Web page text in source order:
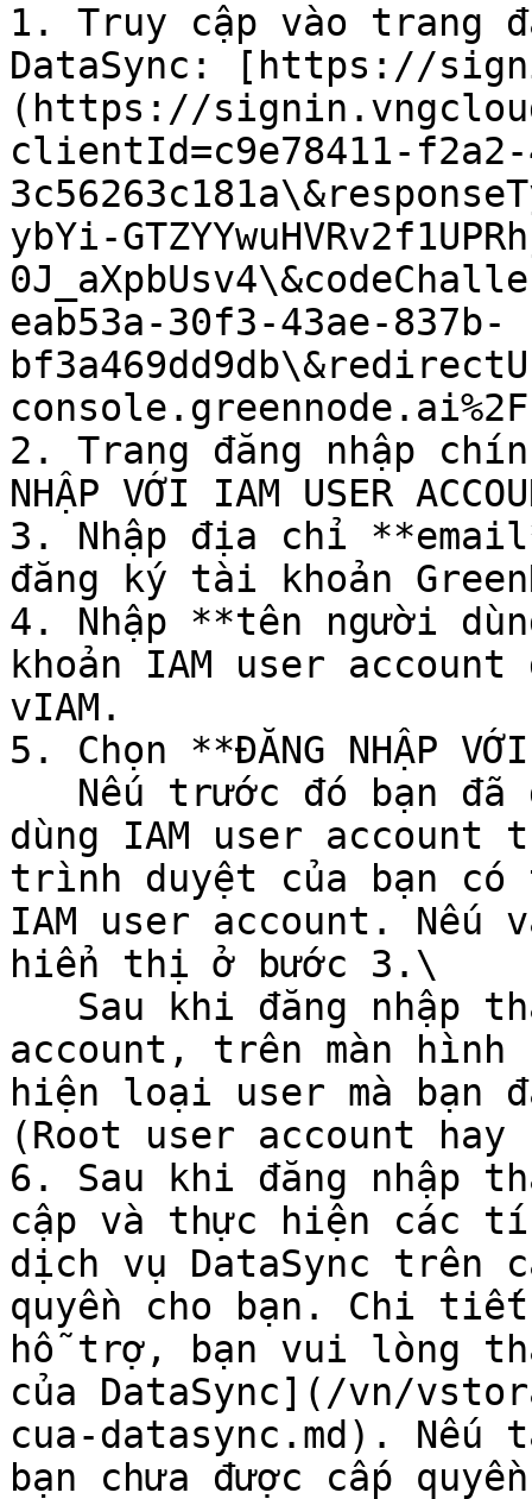
1. Truy cập vào trang
DataSync: [https://
(https://
clientId=c9e78411-f2a2-
ybYi-
eab53a-30f3-43ae-837b-
2. Trang đăng nhập
NHẬP VỚI IAM USER
3. Nhập địa chỉ
đăng ký tài khoản
4. Nhập **tên người
khoản IAM user
vIAM.
5. Chọn **ĐĂNG NHẬP
dùng IAM user
trình duyệt của bạn
IAM user account. Nếu
hiển thị ở bước 3.\
account, trên màn hình
hiện loại user mà bạn
(Root user account
6. Sau khi đăng nhập
cập và thực hiện các
dịch vụ DataSync trên
quyền cho bạn. Chi
hỗ trợ, bạn vui lòng
của DataSync](/vn/
cua-datasync.md). Nếu
bạn chưa được cấp